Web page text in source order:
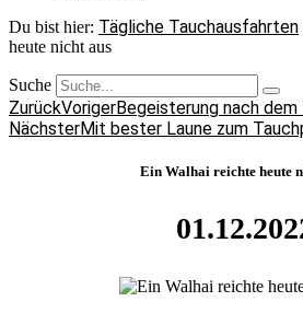
Du bist hier: Tägliche Tauchausfahrten
heute nicht aus
Suche
ZurückVorigerBegeisterung nach dem
NächsterMit bester Laune zum
Ein Walhai reichte heute